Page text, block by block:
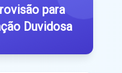
para
Duvidosa